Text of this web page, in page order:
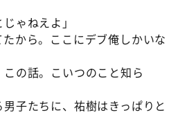
ゃねえよ」
から。ここにデブ俺しかいな
の話。こいつのこと知ら
子たちに、祐樹はきっぱりと